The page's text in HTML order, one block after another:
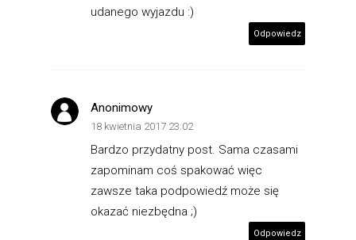
udanego wyjazdu :)
Odpowiedz
Anonimowy
18 kwietnia 2017 23:02
Bardzo przydatny post. Sama czasami
zapominam coś spakować więc
zawsze taka podpowiedź może się
okazać niezbędna ;)
Odpowiedz